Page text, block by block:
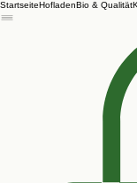
StartseiteHofladenBio & Qualität